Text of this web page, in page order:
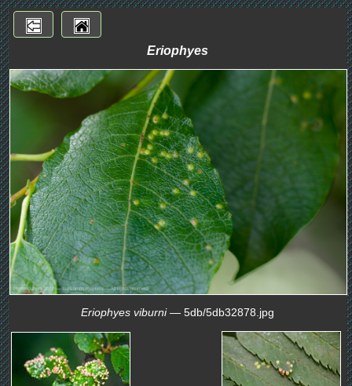
Eriophyes
Eriophyes viburni— 5db/5db32878.jpg